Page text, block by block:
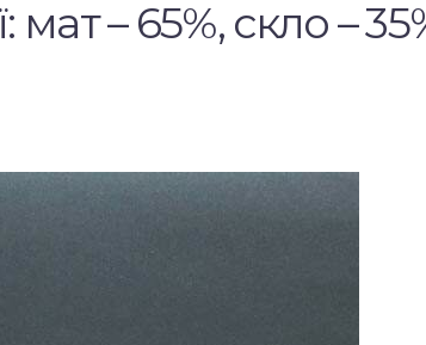
– 65%, скло –